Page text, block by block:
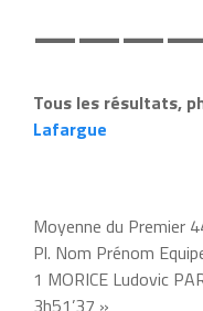
Tous les résultats,
Lafargue
Moyenne du Premier
Pl. Nom Prénom
1 MORICE Ludovic
3h51’37 »